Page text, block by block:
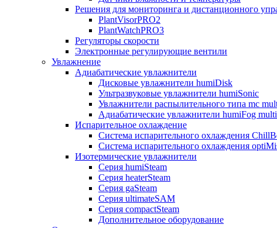
Решения для мониторинга и дистанционного
PlantVisorPRO2
PlantWatchPRO3
Регуляторы скорости
Электронные регулирующие вентили
Увлажнение
Адиабатические увлажнители
Дисковые увлажнители humiDisk
Ультразвуковые увлажнители humiSonic
Увлажнители распылительного типа mc
Адиабатические увлажнители humiFog
Испарительное охлаждение
Система испарительного охлаждения
Система испарительного охлаждения
Изотермические увлажнители
Серия humiSteam
Серия heaterSteam
Серия gaSteam
Серия ultimateSAM
Серия compactSteam
Дополнительное оборудование